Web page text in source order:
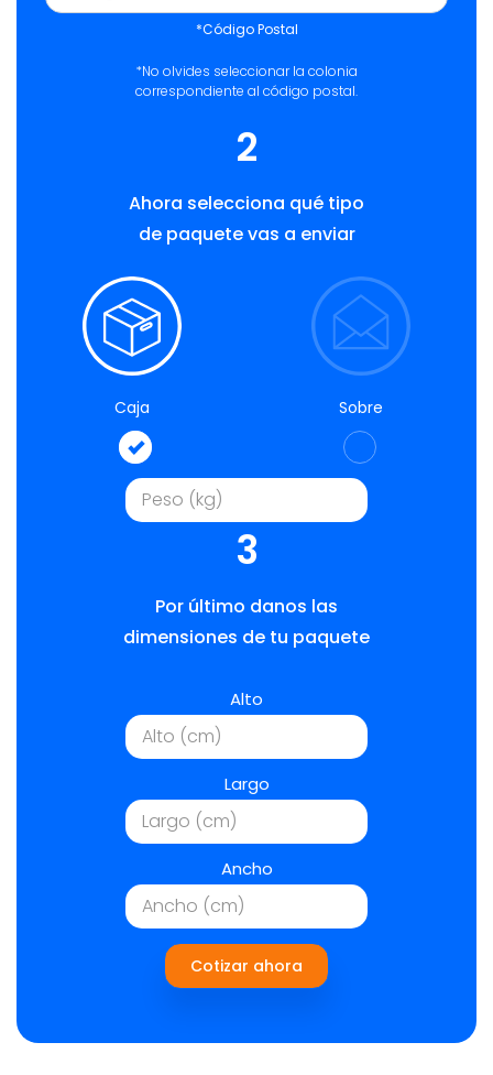
*Código Postal
*No olvides seleccionar la colonia
correspondiente al código postal.
2
Ahora selecciona qué tipo
de paquete vas a enviar
Caja Sobre
3
Por último danos las
dimensiones de tu paquete
Alto
Largo
Ancho
Cotizar ahora